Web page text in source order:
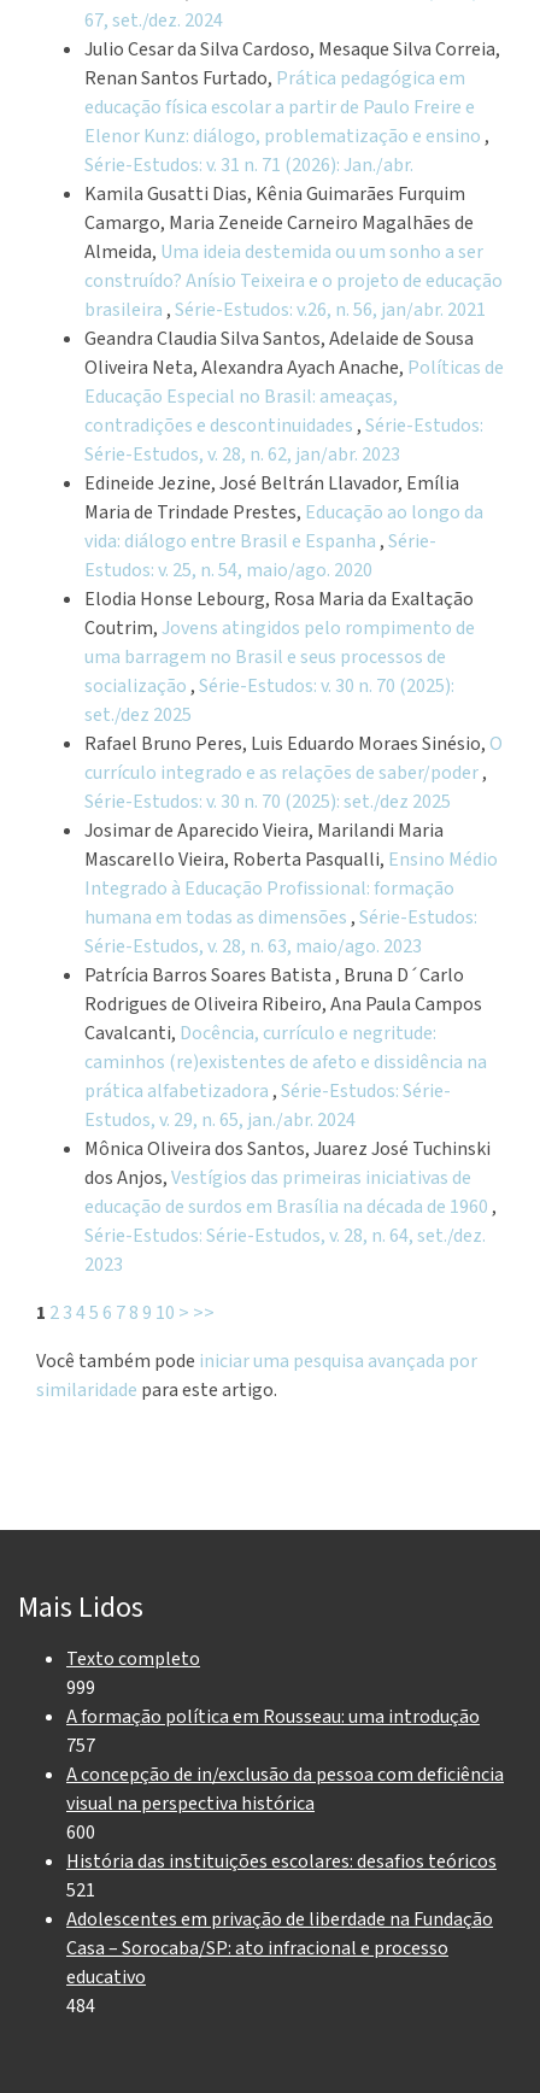
67, set./dez. 2024
Julio Cesar da Silva Cardoso, Mesaque Silva Correia,
Renan Santos Furtado, Prática pedagógica em
educação física escolar a partir de Paulo Freire e
Elenor Kunz: diálogo, problematização e ensino ,
Série-Estudos: v. 31 n. 71 (2026): Jan./abr.
Kamila Gusatti Dias, Kênia Guimarães Furquim
Camargo, Maria Zeneide Carneiro Magalhães de
Almeida, Uma ideia destemida ou um sonho a ser
construído? Anísio Teixeira e o projeto de educação
brasileira ,Série-Estudos: v.26, n. 56, jan/abr. 2021
Geandra Claudia Silva Santos, Adelaide de Sousa
Oliveira Neta, Alexandra Ayach Anache, Políticas de
Educação Especial no Brasil: ameaças,
contradições e descontinuidades ,Série-Estudos:
Série-Estudos, v. 28, n. 62, jan/abr. 2023
Edineide Jezine, José Beltrán Llavador, Emília
Maria de Trindade Prestes, Educação ao longo da
vida: diálogo entre Brasil e Espanha ,Série-
Estudos: v. 25, n. 54, maio/ago. 2020
Elodia Honse Lebourg, Rosa Maria da Exaltação
Coutrim,Jovens atingidos pelo rompimento de
uma barragem no Brasil e seus processos de
socialização ,Série-Estudos: v. 30 n. 70 (2025):
set./dez 2025
Rafael Bruno Peres, Luis Eduardo Moraes Sinésio, O
currículo integrado e as relações de saber/poder,
Série-Estudos: v. 30 n. 70 (2025): set./dez 2025
Josimar de Aparecido Vieira, Marilandi Maria
Mascarello Vieira, Roberta Pasqualli, Ensino Médio
Integrado à Educação Profissional: formação
humana em todas as dimensões ,Série-Estudos:
Série-Estudos, v. 28, n. 63, maio/ago. 2023
Patrícia Barros Soares Batista , Bruna D´Carlo
Rodrigues de Oliveira Ribeiro, Ana Paula Campos
Cavalcanti, Docência, currículo e negritude:
caminhos (re)existentes de afeto e dissidência na
prática alfabetizadora ,Série-Estudos: Série-
Estudos, v. 29, n. 65, jan./abr. 2024
Mônica Oliveira dos Santos, Juarez José Tuchinski
dos Anjos,Vestígios das primeiras iniciativas de
educação de surdos em Brasília na década de 1960 ,
Série-Estudos: Série-Estudos, v. 28, n. 64, set./dez.
2023
1 2345 6 78 9 10 > >>
Você também pode iniciar uma pesquisa avançada por
similaridade para este artigo.
Mais Lidos
Texto completo
999
A formação política em Rousseau: uma introdução
757
A concepção de in/exclusão da pessoa com deficiência
visual na perspectiva histórica
600
História das instituições escolares: desafios teóricos
521
Adolescentes em privação de liberdade na Fundação
Casa – Sorocaba/SP: ato infracional e processo
educativo
484